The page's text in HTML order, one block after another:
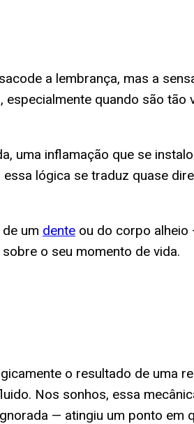
a lembrança, mas a
quando são tão
uma inflamação que se
lógica se traduz quase
um dente ou do corpo
o seu momento de vida.
o resultado de uma
Nos sonhos, essa
— atingiu um ponto em